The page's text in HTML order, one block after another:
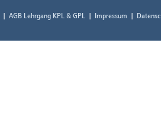
AGB Lehrgang KPL & GPL Impressum